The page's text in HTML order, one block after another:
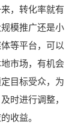
，转化率就有
模推广还是小
等平台，可以
市场，有机会
目标受众，为
时进行调整，
收益。